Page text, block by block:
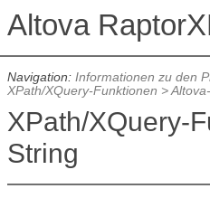
Navigation: Informationen zu den
XPath/XQuery-Funktionen >
XPath/XQuery-
String